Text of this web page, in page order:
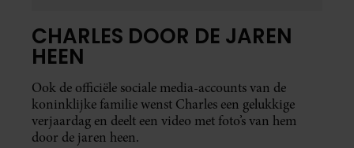
CHARLES DOOR DE JAREN
HEEN
Ook de officiële sociale media-accounts van de
koninklijke familie wenst Charles een gelukkige
verjaardag en deelt een video met foto’s van hem
door de jaren heen.